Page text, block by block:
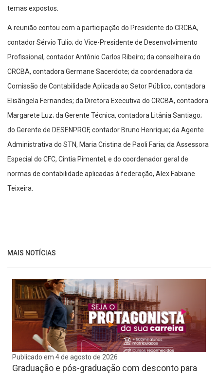
temas expostos.
A reunião contou com a participação do Presidente do CRCBA,
contador Sérvio Tulio; do Vice-Presidente de Desenvolvimento
Profissional, contador Antônio Carlos Ribeiro; da conselheira do
CRCBA, contadora Germane Sacerdote; da coordenadora da
Comissão de Contabilidade Aplicada ao Setor Público, contadora
Elisângela Fernandes; da Diretora Executiva do CRCBA, contadora
Margarete Luz; da Gerente Técnica, contadora Litânia Santiago;
do Gerente de DESENPROF, contador Bruno Henrique; da Agente
Administrativa do STN, Maria Cristina de Paoli Faria; da Assessora
Especial do CFC, Cintia Pimentel; e do coordenador geral de
normas de contabilidade aplicadas à federação, Alex Fabiane
Teixeira.
MAIS NOTÍCIAS
Publicado em 4 de agosto de 2026
Graduação e pós-graduação com desconto para